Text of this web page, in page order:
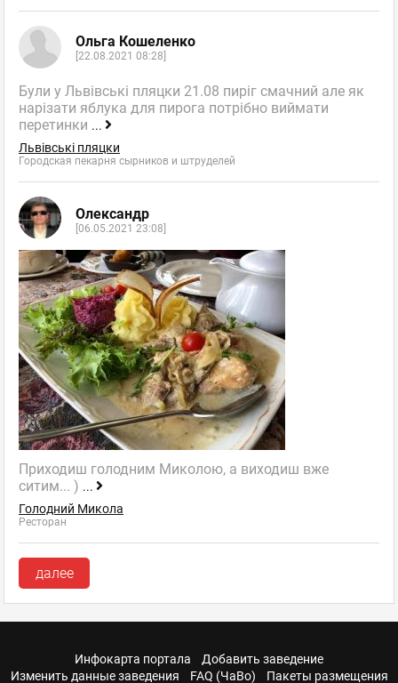
Ольга Кошеленко
[22.08.2021 08:28]
Були у Львівські пляцки 21.08 пиріг смачний але як
нарізати яблука для пирога потрібно виймати
перетинки ...
Львівські пляцки
Городская пекарня сырников и штруделей
Олександр
[06.05.2021 23:08]
Приходиш голодним Миколою, а виходиш вже
ситим... ) ...
Голодний Микола
Ресторан
далее
Инфокарта портала
Добавить заведение
Изменить данные заведения
FAQ (ЧаВо) Пакеты размещения